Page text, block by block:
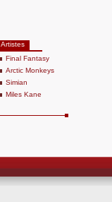
Artistes
Final Fantasy
Arctic Monkeys
Simian
Miles Kane